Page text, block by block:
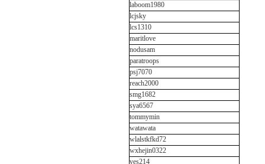
laboom1980
lcjsky
lcs1310
maritlove
nodusam
paratroops
psj7070
reach2000
smg1682
sya6567
tommymin
watawata
wlalstkfkd72
wxhejin0322
yes214